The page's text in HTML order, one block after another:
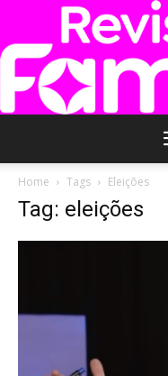
Home Tags Eleições
Tag: eleições